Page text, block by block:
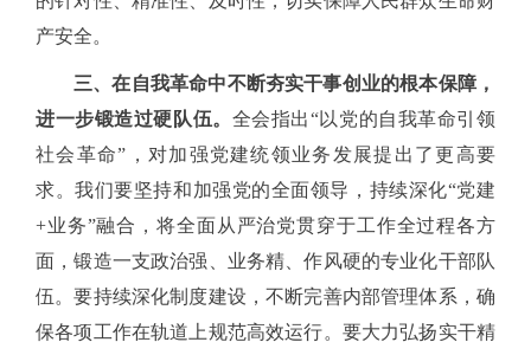
产安全。
三、在自我革命中不断夯实干事创业的根本保障，
进一步锻造过硬队伍。 全会指出“以党的自我革命引领
社会革命”，对加强党建统领业务发展提出了更高要
求。我们要坚持和加强党的全面领导，持续深化“党建
+业务”融合，将全面从严治党贯穿于工作全过程各方
面，锻造一支政治强、业务精、作风硬的专业化干部队
伍。要持续深化制度建设，不断完善内部管理体系，确
保各项工作在轨道上规范高效运行。要大力弘扬实干精